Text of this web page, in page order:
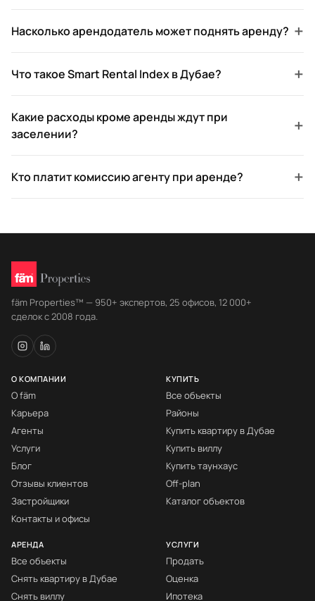
Насколько арендодатель может поднять аренду? +
Что такое Smart Rental Index в Дубае? +
Какие расходы кроме аренды ждут при
заселении?
+
Кто платит комиссию агенту при аренде? +
fäm Properties™ — 950+ экспертов, 25 офисов, 12 000+
сделок с 2008 года.
О КОМПАНИИ
О fäm
Карьера
Агенты
Услуги
Блог
Отзывы клиентов
Застройщики
Контакты и офисы
КУПИТЬ
Все объекты
Районы
Купить квартиру в Дубае
Купить виллу
Купить таунхаус
Off-plan
Каталог объектов
АРЕНДА
Все объекты
Снять квартиру в Дубае
Снять виллу
УСЛУГИ
Продать
Оценка
Ипотека